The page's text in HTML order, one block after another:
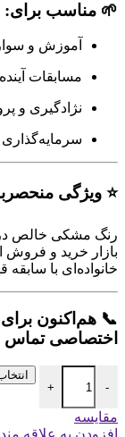
🌱 مناسب برای:
آموزش و
مسابقات آینده
نژادگیری و
سرمایه‌گذاری
⭐ ویژگی
رنگ مشکی خالص در
بازار خرید و فروش
خانواده‌ای با
📞 هم‌اکنون
اختصاصی تماس
-
+
مقایسه